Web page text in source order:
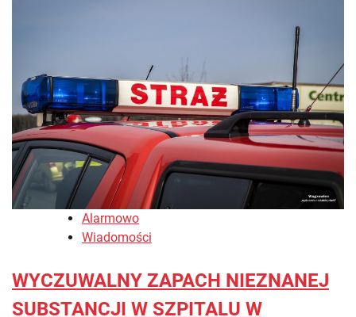
Alarmowo
Wiadomości
WYCZUWALNY ZAPACH NIEZNANEJ
SUBSTANCJI W SZPITALU W